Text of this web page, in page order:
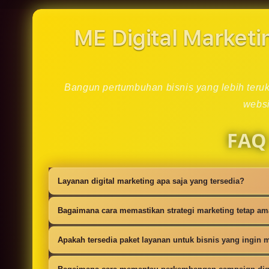
in
modal
ME Digital
Bangun pertumbuhan bisnis yang lebih
Layanan digital marketing apa saja yang tersedia?
Kami menyediakan strategi SEO, iklan
campaign.
Bagaimana cara memastikan strategi marketing tetap
Setiap campaign disusun dengan riset
Apakah tersedia paket layanan untuk bisnis yang ingin
Ya, tersedia paket dasar sampai lanjutan